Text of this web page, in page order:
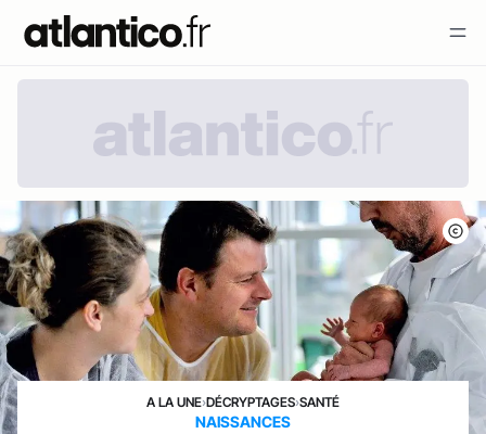
A LA UNE›DÉCRYPTAGES›SANTÉ
NAISSANCES